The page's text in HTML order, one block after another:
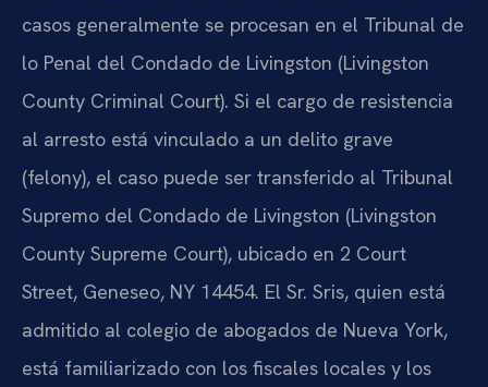
casos generalmente se procesan en el Tribunal de
lo Penal del Condado de Livingston (Livingston
County Criminal Court). Si el cargo de resistencia
al arresto está vinculado a un delito grave
(felony), el caso puede ser transferido al Tribunal
Supremo del Condado de Livingston (Livingston
County Supreme Court), ubicado en 2 Court
Street, Geneseo, NY 14454. El Sr. Sris, quien está
admitido al colegio de abogados de Nueva York,
está familiarizado con los fiscales locales y los